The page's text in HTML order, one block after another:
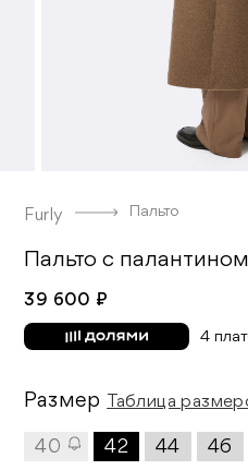
Furly Пальто
Пальто с
39 600 ₽
4
Размер Таблица
40 42 44 46